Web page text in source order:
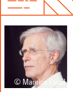
© Maurice Foxall